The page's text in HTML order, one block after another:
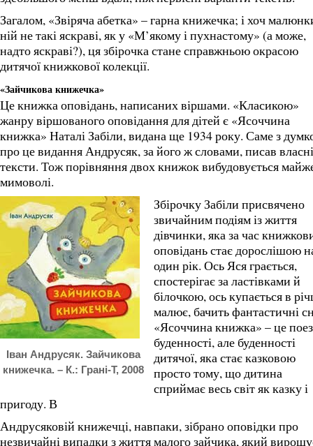
Загалом, «Звіряча абетка» – гарна книжечка; і хоч
ній не такі яскраві, як у «М’якому і пухнастому» (а може,
надто яскраві?), ця збірочка стане справжньою окрасою
дитячої книжкової колекції.
«Зайчикова книжечка»
Це книжка оповідань, написаних віршами. «Класикою»
жанру віршованого оповідання для дітей є «Ясоччина
книжка» Наталі Забіли, видана ще 1934 року. Саме з
про це видання Андрусяк, за його ж словами, писав власні
тексти. Тож порівняння двох книжок вибудовується
мимоволі.
Іван Андрусяк. Зайчикова
книжечка. – К.: Грані-Т, 2008
Збірочку Забіли присвячено
звичайним подіям із життя
дівчинки, яка за час
оповідань стає дорослішою
один рік. Ось Яся грається,
спостерігає за ластівками й
білочкою, ось купається в
малює, бачить фантастичні
«Ясоччина книжка» – це
буденності, але буденності
дитячої, яка стає казковою
просто тому, що дитина
сприймає весь світ як казку і
пригоду. В
Андрусяковій книжечці, навпаки, зібрано оповідки про
незвичайні випадки з життя малого зайчика, який